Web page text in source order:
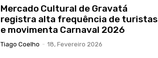
Mercado Cultural de Gravatá
registra alta frequência de turistas
e movimenta Carnaval 2026
Tiago Coelho - 18, Fevereiro 2026